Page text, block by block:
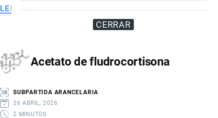
CERRAR
LEE MÁSSOBRE
Acetato de fludrocortisona
SUBPARTIDA ARANCELARIA
26 ABRIL, 2026
2 MINUTOS